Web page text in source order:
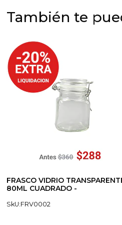
También te
FRASCO VIDRIO
80ML CUADRADO -
SkU:FRV0002